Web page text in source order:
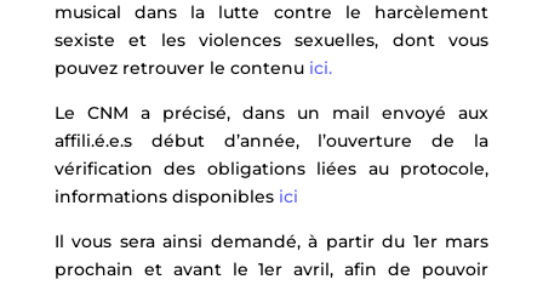
musical dans la lutte contre le harcèlement
sexiste et les violences sexuelles, dont vous
pouvez retrouver le contenu ici.
Le CNM a précisé, dans un mail envoyé aux
affili.é.e.s début d’année, l’ouverture de la
vérification des obligations liées au protocole,
informations disponibles ici
Il vous sera ainsi demandé, à partir du 1er mars
prochain et avant le 1er avril, afin de pouvoir